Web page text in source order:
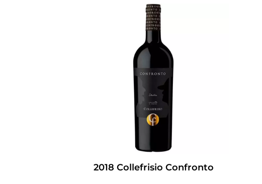
2018 Collefrisio Confronto